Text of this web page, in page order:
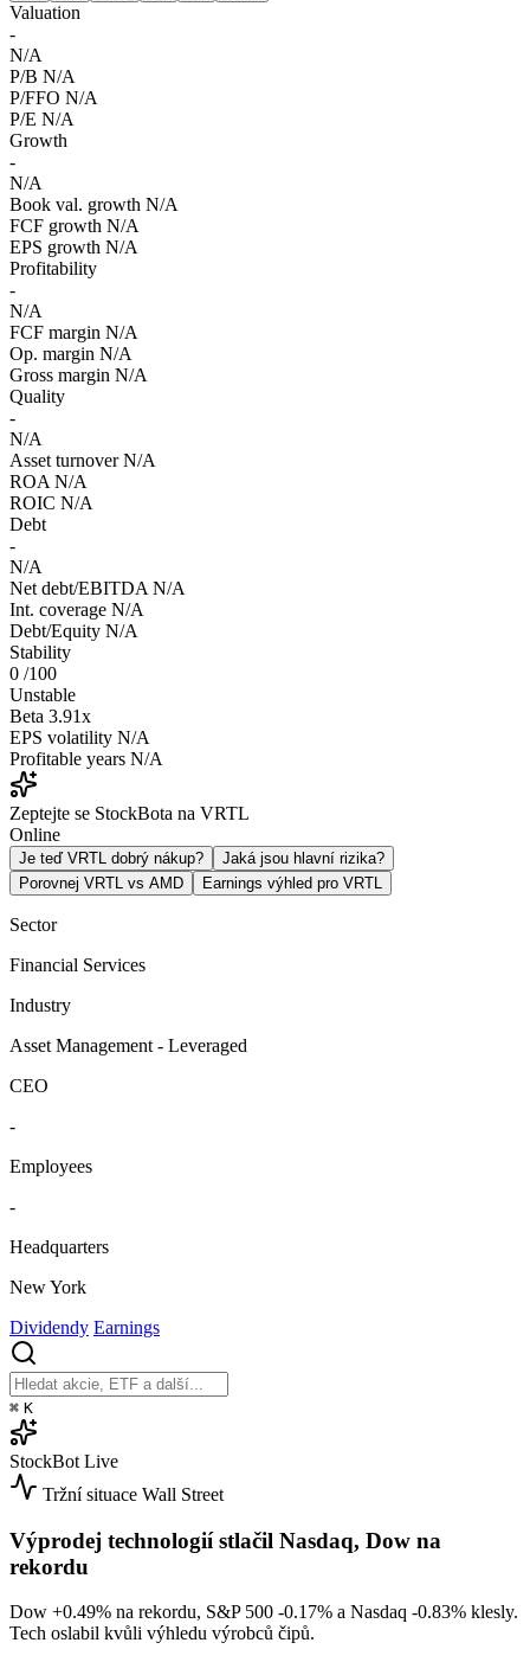
Valuation
-
N/A
P/B N/A
P/FFO N/A
P/E N/A
Growth
-
N/A
Book val. growth N/A
FCF growth N/A
EPS growth N/A
Profitability
-
N/A
FCF margin N/A
Op. margin N/A
Gross margin N/A
Quality
-
N/A
Asset turnover N/A
ROA N/A
ROIC N/A
Debt
-
N/A
Net debt/EBITDA N/A
Int. coverage N/A
Debt/Equity N/A
Stability
0 /100
Unstable
Beta 3.91x
EPS volatility N/A
Profitable years N/A
Zeptejte se StockBota na VRTL
Online
Je teď VRTL dobrý nákup?
Jaká jsou hlavní rizika?
Porovnej VRTL vs AMD
Earnings výhled pro VRTL
Sector
Financial Services
Industry
Asset Management - Leveraged
CEO
-
Employees
-
Headquarters
New York
Dividendy Earnings
⌘ K
StockBot Live
Tržní situace Wall Street
Výprodej technologií stlačil Nasdaq, Dow na
rekordu
Dow +0.49% na rekordu, S&P 500 -0.17% a Nasdaq -0.83% klesly.
Tech oslabil kvůli výhledu výrobců čipů.